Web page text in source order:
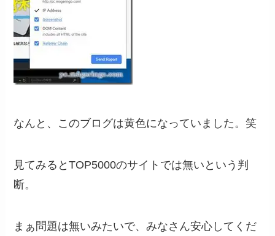
なんと、このブログは黄色になっていました。笑
見てみるとTOP5000のサイトでは無いという判
断。
まぁ問題は無いみたいで、みなさん安心してくだ